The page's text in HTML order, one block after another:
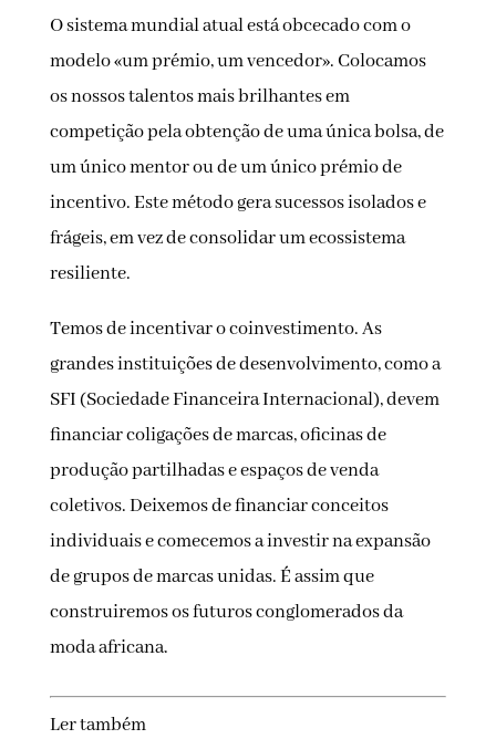
O sistema mundial atual está obcecado com o
modelo «um prémio, um vencedor». Colocamos
os nossos talentos mais brilhantes em
competição pela obtenção de uma única bolsa, de
um único mentor ou de um único prémio de
incentivo. Este método gera sucessos isolados e
frágeis, em vez de consolidar um ecossistema
resiliente.
Temos de incentivar o coinvestimento. As
grandes instituições de desenvolvimento, como a
SFI (Sociedade Financeira Internacional), devem
financiar coligações de marcas, oficinas de
produção partilhadas e espaços de venda
coletivos. Deixemos de financiar conceitos
individuais e comecemos a investir na expansão
de grupos de marcas unidas. É assim que
construiremos os futuros conglomerados da
moda africana.
Ler também